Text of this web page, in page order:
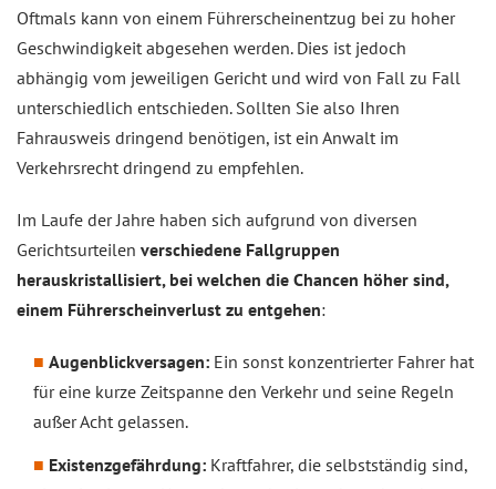
Oftmals kann von einem Führerscheinentzug bei zu hoher
Geschwindigkeit abgesehen werden. Dies ist jedoch
abhängig vom jeweiligen Gericht und wird von Fall zu Fall
unterschiedlich entschieden. Sollten Sie also Ihren
Fahrausweis dringend benötigen, ist ein Anwalt im
Verkehrsrecht dringend zu empfehlen.
Im Laufe der Jahre haben sich aufgrund von diversen
Gerichtsurteilen verschiedene Fallgruppen
herauskristallisiert, bei welchen die Chancen höher sind,
einem Führerscheinverlust zu entgehen:
Augenblickversagen: Ein sonst konzentrierter Fahrer hat
für eine kurze Zeitspanne den Verkehr und seine Regeln
außer Acht gelassen.
Existenzgefährdung: Kraftfahrer, die selbstständig sind,